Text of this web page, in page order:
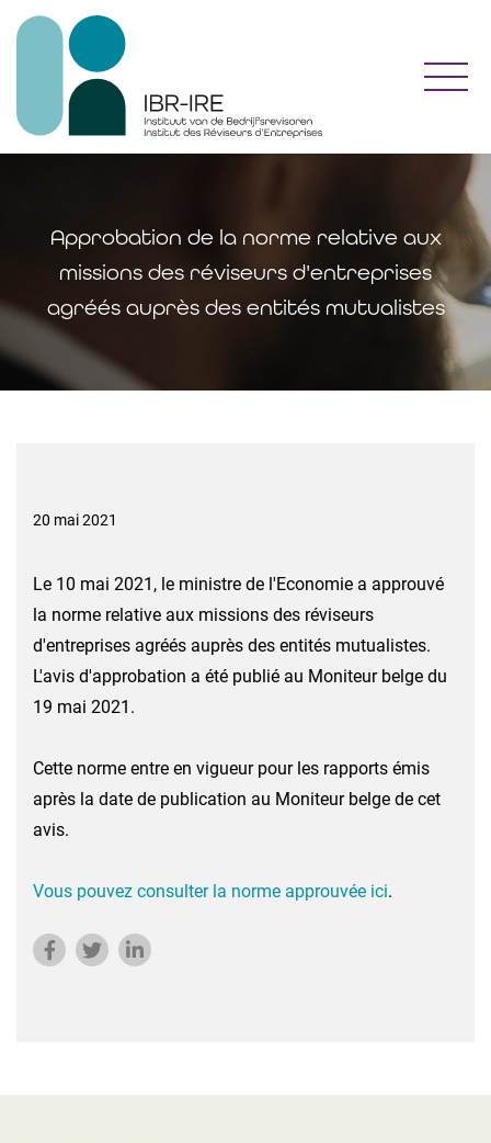
Approbation de la norme relative aux
missions des réviseurs d'entreprises
agréés auprès des entités mutualistes
20 mai 2021
Le 10 mai 2021, le ministre de l'Economie a approuvé
la norme relative aux missions des réviseurs
d'entreprises agréés auprès des entités mutualistes.
L'avis d'approbation a été publié au Moniteur belge du
19 mai 2021.
Cette norme entre en vigueur pour les rapports émis
après la date de publication au Moniteur belge de cet
avis.
Vous pouvez consulter la norme approuvée ici.